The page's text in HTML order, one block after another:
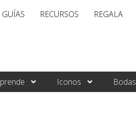
GUÍAS RECURSOS REGALA
Iconos Bodas